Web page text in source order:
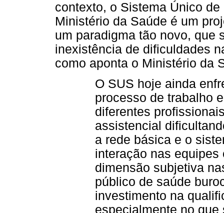
contexto, o Sistema Único
Ministério da Saúde é um
um paradigma tão novo, que
inexistência de dificuldades
como aponta o Ministério da
O SUS hoje ainda
processo de trabalho
diferentes
assistencial
a rede básica e o
interação nas
dimensão subjetiva
público de saúde
investimento na
especialmente no que